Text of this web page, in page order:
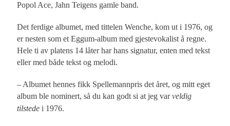
Popol Ace, Jahn Teigens gamle band.
Det ferdige albumet, med tittelen Wenche, kom ut i 1976, og
er nesten som et Eggum-album med gjestevokalist å regne.
Hele ti av platens 14 låter har hans signatur, enten med tekst
eller med både tekst og melodi.
– Albumet hennes fikk Spellemannpris det året, og mitt eget
album ble nominert, så du kan godt si at jeg varveldig
tilstede i 1976.